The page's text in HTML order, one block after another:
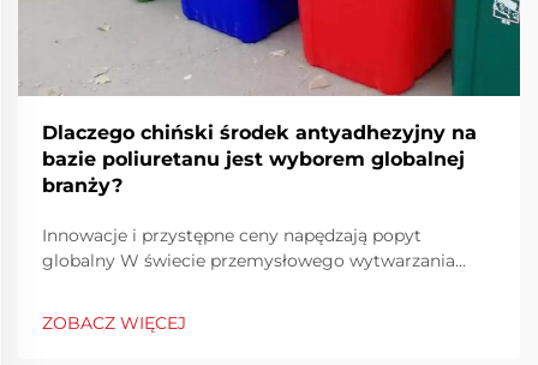
Dlaczego chiński środek antyadhezyjny na
bazie poliuretanu jest wyborem globalnej
branży?
Innowacje i przystępne ceny napędzają popyt
globalny W świecie przemysłowego wytwarzania
antyadhezyjny na bazie poliuretanu stał się
ZOBACZ WIĘCEJ